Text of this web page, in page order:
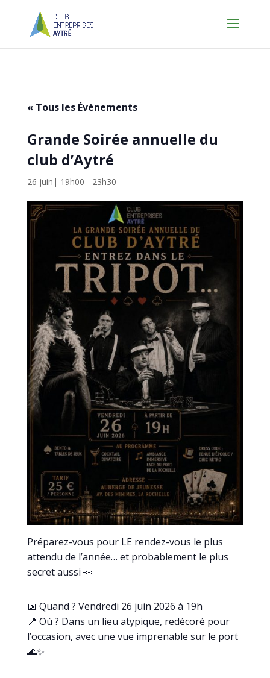
« Tous les Évènements
Grande Soirée annuelle du
club d’Aytré
26 juin| 19h00 - 23h30
Préparez-vous pour LE rendez-vous le plus
attendu de l’année… et probablement le plus
secret aussi 👀
📅 Quand ? Vendredi 26 juin 2026 à 19h
📍 Où ? Dans un lieu atypique, redécoré pour
l’occasion, avec une vue imprenable sur le port
🌊✨